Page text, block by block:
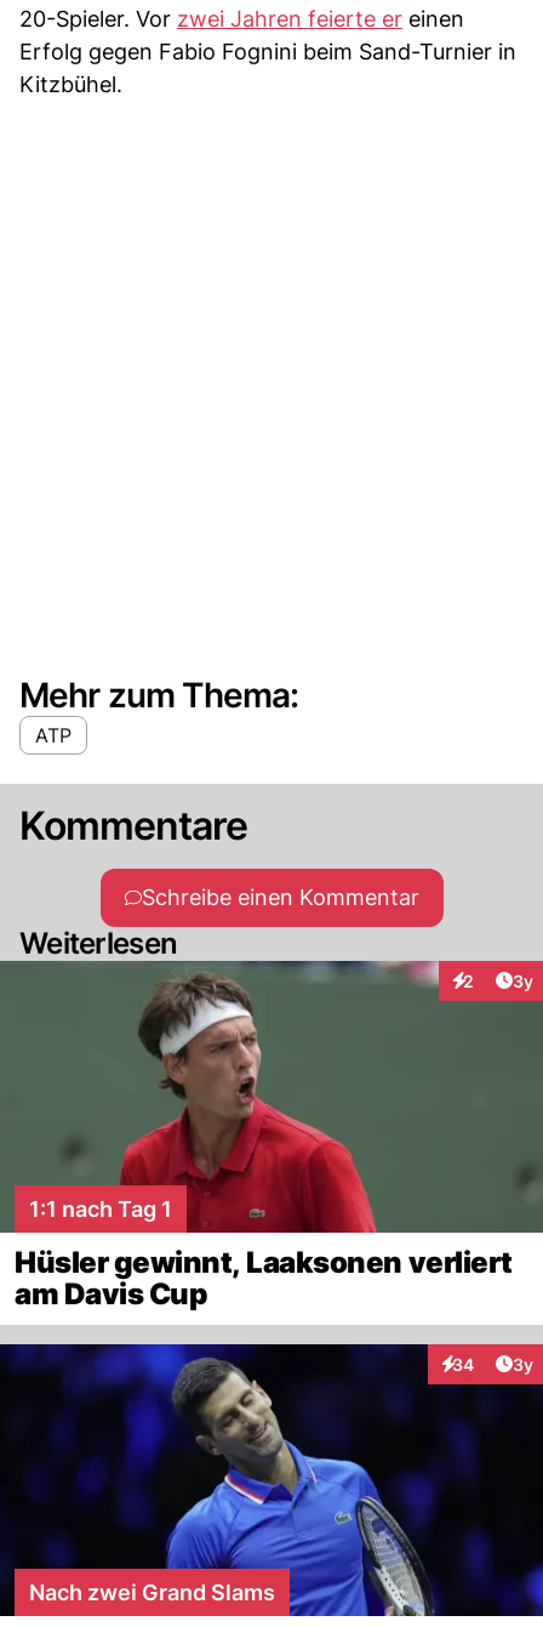
20-Spieler. Vor zwei Jahren feierte er einen
Erfolg gegen Fabio Fognini beim Sand-Turnier in
Kitzbühel.
Mehr zum Thema:
ATP
Kommentare
Schreibe einen Kommentar
Weiterlesen
2 3y
1:1 nach Tag 1
Hüsler gewinnt, Laaksonen verliert
am Davis Cup
34
Interaktionen
3y
Nach zwei Grand Slams